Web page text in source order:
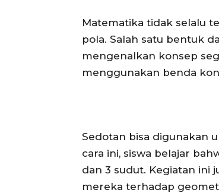
Matematika tidak selalu
pola. Salah satu bentuk
mengenalkan konsep
menggunakan benda
Sedotan bisa digunakan
cara ini, siswa belajar
dan 3 sudut. Kegiatan ini
mereka terhadap